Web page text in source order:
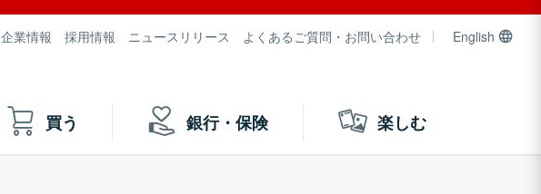
企業情報 採用情報 ニュースリリース よくあるご質問・お問い合わせ English
買う 銀行・保険 楽しむ